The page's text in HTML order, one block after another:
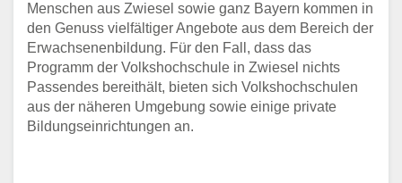
Menschen aus Zwiesel sowie ganz Bayern kommen in
den Genuss vielfältiger Angebote aus dem Bereich der
Erwachsenenbildung. Für den Fall, dass das
Programm der Volkshochschule in Zwiesel nichts
Passendes bereithält, bieten sich Volkshochschulen
aus der näheren Umgebung sowie einige private
Bildungseinrichtungen an.